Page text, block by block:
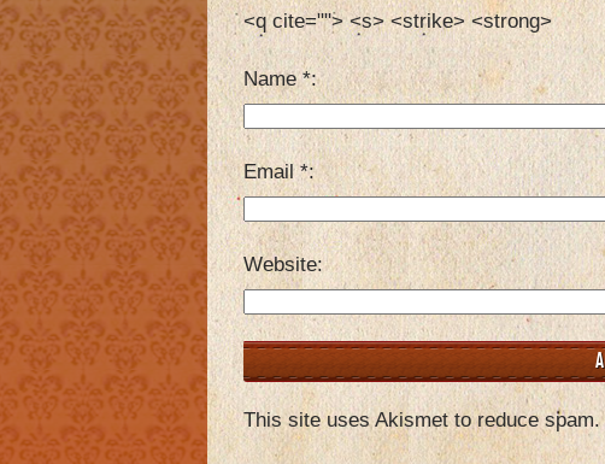
<q cite=""> <s> <strike> <strong>
Name*
Email*
Website
This site uses Akismet to reduce spam.